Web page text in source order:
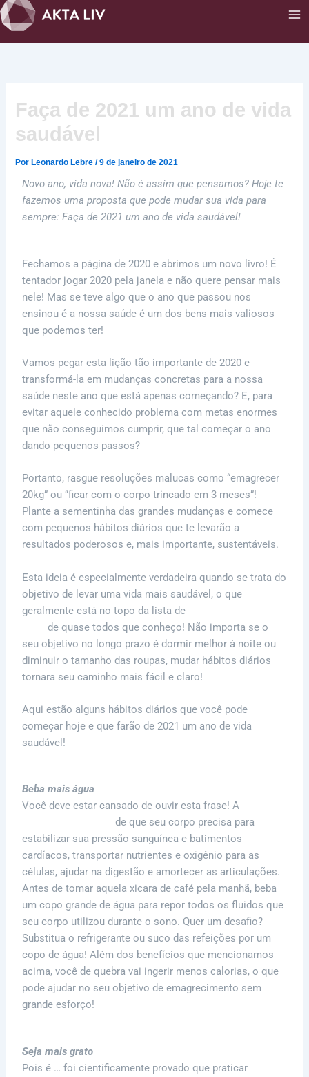
Ir
para
o
Faça de 2021 um ano de vida
saudável
Por Leonardo Lebre/9 de janeiro de 2021
Novo ano, vida nova! Não é assim que pensamos? Hoje te
fazemos uma proposta que pode mudar sua vida para
sempre: Faça de 2021 um ano de vida saudável!
Fechamos a página de 2020 e abrimos um novo livro! É
tentador jogar 2020 pela janela e não quere pensar mais
nele! Mas se teve algo que o ano que passou nos
ensinou é a nossa saúde é um dos bens mais valiosos
que podemos ter!
Vamos pegar esta lição tão importante de 2020 e
transformá-la em mudanças concretas para a nossa
saúde neste ano que está apenas começando? E, para
evitar aquele conhecido problema com metas enormes
que não conseguimos cumprir, que tal começar o ano
dando pequenos passos?
Portanto, rasgue resoluções malucas como “emagrecer
20kg” ou “ficar com o corpo trincado em 3 meses”!
Plante a sementinha das grandes mudanças e comece
com pequenos hábitos diários que te levarão a
resultados poderosos e, mais importante, sustentáveis.
Esta ideia é especialmente verdadeira quando se trata do
objetivo de levar uma vida mais saudável, o que
geralmente está no topo da lista de
de quase todos que conheço! Não importa se o
seu objetivo no longo prazo é dormir melhor à noite ou
diminuir o tamanho das roupas, mudar hábitos diários
tornara seu caminho mais fácil e claro!
Aqui estão alguns hábitos diários que você pode
começar hoje e que farão de 2021 um ano de vida
saudável!
Beba mais água
Você deve estar cansado de ouvir esta frase! A
de que seu corpo precisa para
estabilizar sua pressão sanguínea e batimentos
cardíacos, transportar nutrientes e oxigênio para as
células, ajudar na digestão e amortecer as articulações.
Antes de tomar aquela xicara de café pela manhã, beba
um copo grande de água para repor todos os fluidos que
seu corpo utilizou durante o sono. Quer um desafio?
Substitua o refrigerante ou suco das refeições por um
copo de água! Além dos benefícios que mencionamos
acima, você de quebra vai ingerir menos calorias, o que
pode ajudar no seu objetivo de emagrecimento sem
grande esforço!
Seja mais grato
Pois é … foi cientificamente provado que praticar